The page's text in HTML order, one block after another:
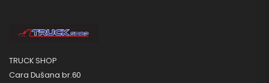
TRUCK SHOP
Cara Dušana br.60